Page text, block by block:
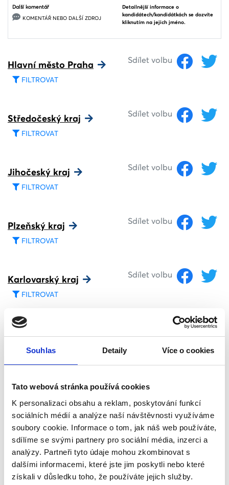
Souhlas Detaily Více o cookies
Tato webová stránka používá cookies
K personalizaci obsahu a reklam, poskytování funkcí
sociálních médií a analýze naší návštěvnosti využíváme
soubory cookie. Informace o tom, jak náš web používáte,
sdílíme se svými partnery pro sociální média, inzerci a
analýzy. Partneři tyto údaje mohou zkombinovat s
dalšími informacemi, které jste jim poskytli nebo které
získali v důsledku toho, že používáte jejich služby.
Další komentář
KOMENTÁŘ NEBO DALŠÍ ZDROJ
Detailnější informace o
kandidátech/kandidátkách se dozvíte
kliknutím na jejich jméno.
Hlavní město Praha Sdílet volbu
FILTROVAT
Středočeský kraj Sdílet volbu
FILTROVAT
Jihočeský kraj Sdílet volbu
FILTROVAT
Plzeňský kraj Sdílet volbu
FILTROVAT
Karlovarský kraj Sdílet volbu
FILTROVAT
FILTROVAT
Liberecký kraj Sdílet volbu
FILTROVAT
Královéhradecký kraj Sdílet volbu
FILTROVAT